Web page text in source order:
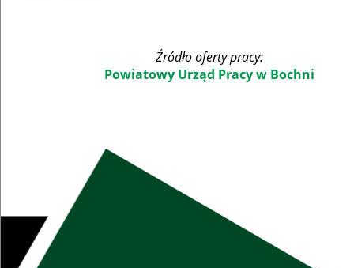
Źródło oferty pracy:
Powiatowy Urząd Pracy w Bochni